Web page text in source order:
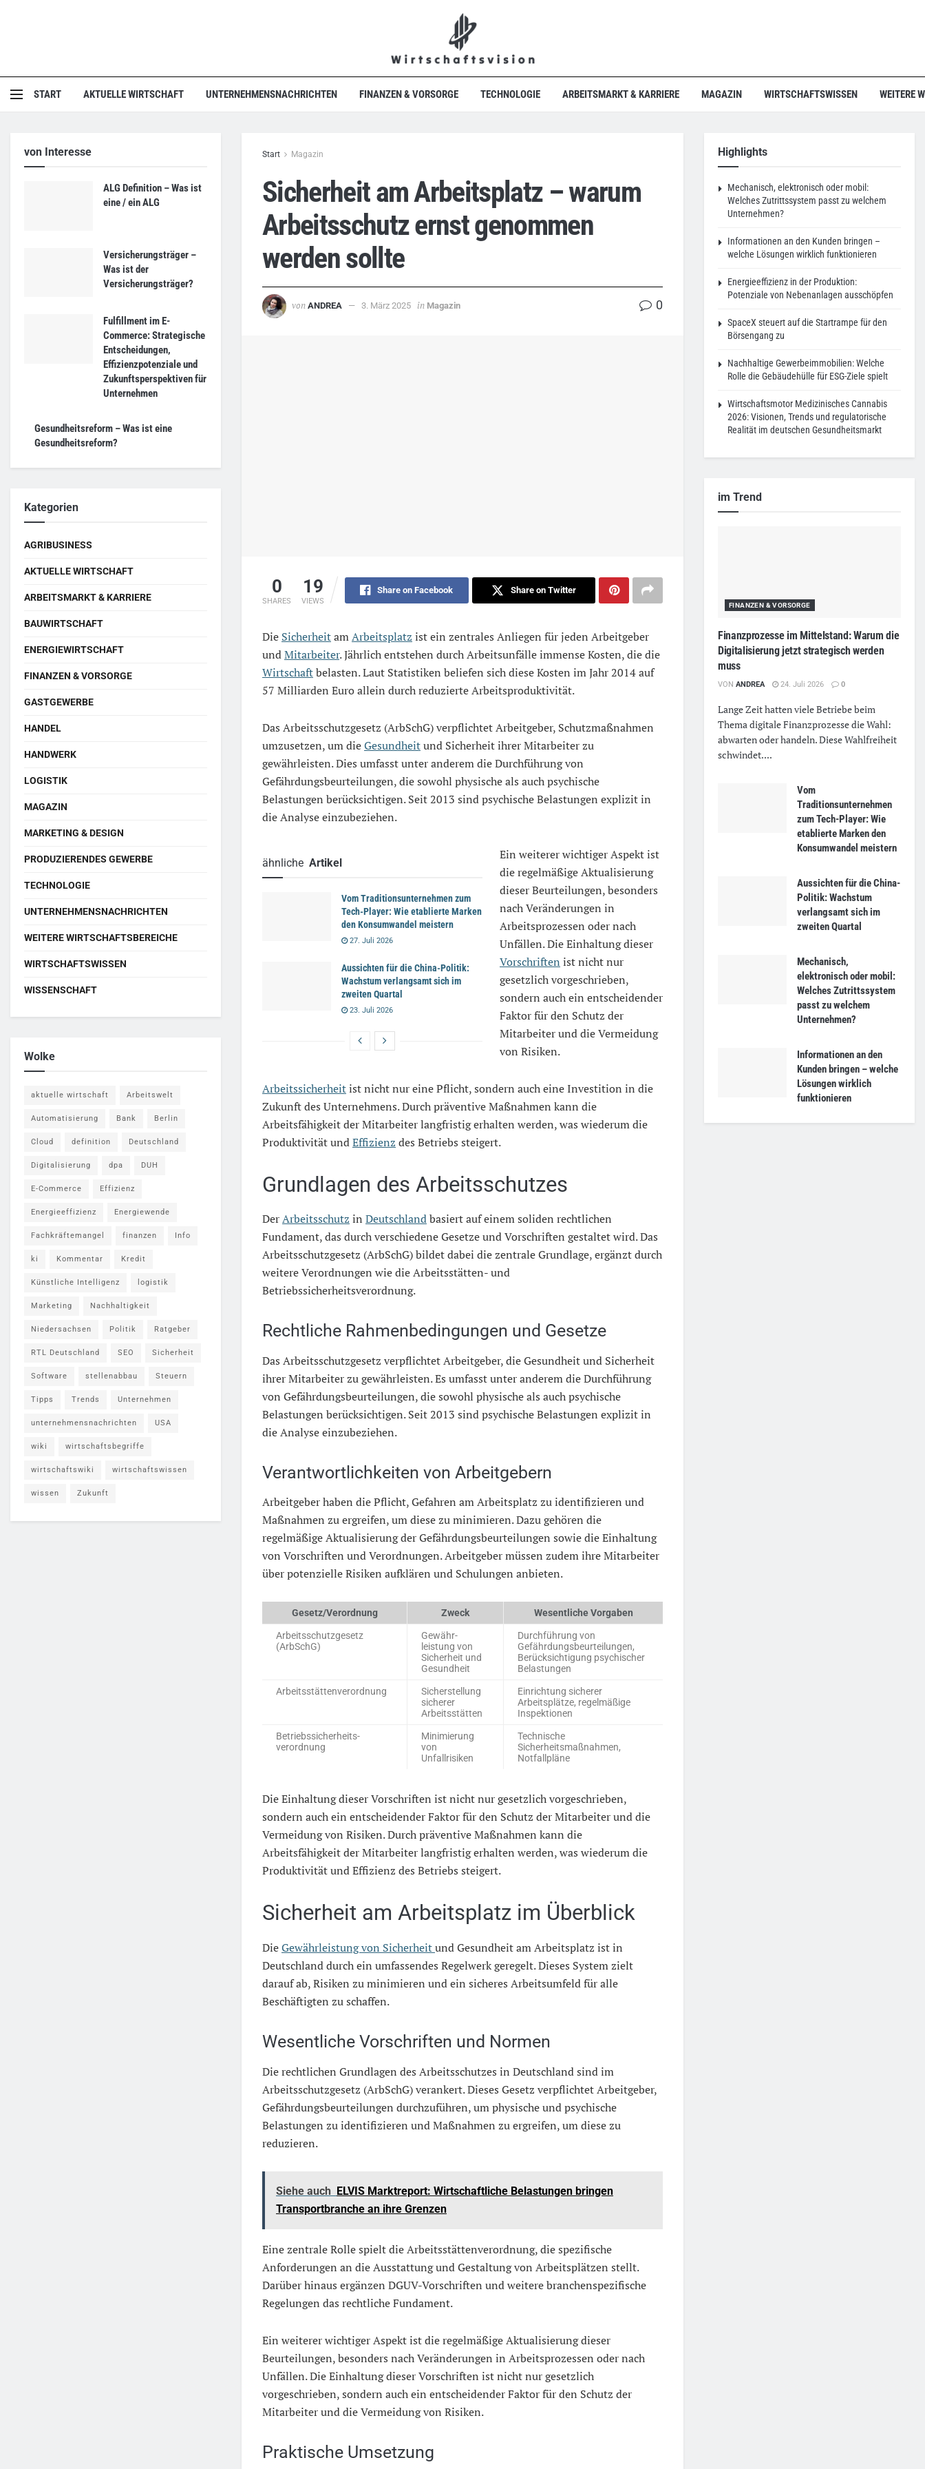
START AKTUELLE WIRTSCHAFT UNTERNEHMENSNACHRICHTEN FINANZEN & VORSORGE TECHNOLOGIE ARBEITSMARKT & KARRIERE MAGAZIN WIRTSCHAFTSWISSEN WEITERE
Start Magazin
Sicherheit am Arbeitsplatz – warum
Arbeitsschutz ernst genommen
werden sollte
von ANDREA 3. März 2025 in Magazin 0
0
SHARES
19
VIEWS
Share on Facebook Share on Twitter
Die SicherheitamArbeitsplatz ist ein zentrales Anliegen für jeden Arbeitgeber
undMitarbeiter. Jährlich entstehen durch Arbeitsunfälle immense Kosten, die die
Wirtschaftbelasten. Laut Statistiken beliefen sich diese Kosten im Jahr 2014 auf
57 Milliarden Euro allein durch reduzierte Arbeitsproduktivität.
Das Arbeitsschutzgesetz (ArbSchG) verpflichtet Arbeitgeber, Schutzmaßnahmen
umzusetzen, um dieGesundheitund Sicherheit ihrer Mitarbeiter zu
gewährleisten. Dies umfasst unter anderem die Durchführung von
Gefährdungsbeurteilungen, die sowohl physische als auch psychische
Belastungen berücksichtigen. Seit 2013 sind psychische Belastungen explizit in
die Analyse einzubeziehen.
ähnliche Artikel
Vom Traditionsunternehmen zum
Tech-Player: Wie etablierte Marken
den Konsumwandel meistern
27. Juli 2026
Aussichten für die China-Politik:
Wachstum verlangsamt sich im
zweiten Quartal
23. Juli 2026
Ein weiterer wichtiger Aspekt ist
die regelmäßige Aktualisierung
dieser Beurteilungen, besonders
nach Veränderungen in
Arbeitsprozessen oder nach
Unfällen. Die Einhaltung dieser
Vorschriften ist nicht nur
gesetzlich vorgeschrieben,
sondern auch ein entscheidender
Faktor für den Schutz der
Mitarbeiter und die Vermeidung
von Risiken.
Arbeitssicherheitist nicht nur eine Pflicht, sondern auch eine Investition in die
Zukunft des Unternehmens. Durch präventive Maßnahmen kann die
Arbeitsfähigkeit der Mitarbeiter langfristig erhalten werden, was wiederum die
Produktivität undEffizienz des Betriebs steigert.
Grundlagen des Arbeitsschutzes
DerArbeitsschutz in Deutschlandbasiert auf einem soliden rechtlichen
Fundament, das durch verschiedene Gesetze und Vorschriften gestaltet wird. Das
Arbeitsschutzgesetz (ArbSchG) bildet dabei die zentrale Grundlage, ergänzt durch
weitere Verordnungen wie die Arbeitsstätten- und
Betriebssicherheitsverordnung.
Rechtliche Rahmenbedingungen und Gesetze
Das Arbeitsschutzgesetz verpflichtet Arbeitgeber, die Gesundheit und Sicherheit
ihrer Mitarbeiter zu gewährleisten. Es umfasst unter anderem die Durchführung
von Gefährdungsbeurteilungen, die sowohl physische als auch psychische
Belastungen berücksichtigen. Seit 2013 sind psychische Belastungen explizit in
die Analyse einzubeziehen.
Verantwortlichkeiten von Arbeitgebern
Arbeitgeber haben die Pflicht, Gefahren am Arbeitsplatz zu identifizieren und
Maßnahmen zu ergreifen, um diese zu minimieren. Dazu gehören die
regelmäßige Aktualisierung der Gefährdungsbeurteilungen sowie die Einhaltung
von Vorschriften und Verordnungen. Arbeitgeber müssen zudem ihre Mitarbeiter
über potenzielle Risiken aufklären und Schulungen anbieten.
Gesetz/Verordnung Zweck Wesentliche Vorgaben
Arbeitsschutzgesetz
(ArbSchG)
Gewähr-
leistung von
Sicherheit und
Gesundheit
Durchführung von
Gefährdungsbeurteilungen,
Berücksichtigung psychischer
Belastungen
Arbeitsstättenverordnung
Sicherstellung
sicherer
Arbeitsstätten
Einrichtung sicherer
Arbeitsplätze, regelmäßige
Inspektionen
Betriebssicherheits-
verordnung
Minimierung
von
Unfallrisiken
Technische
Sicherheitsmaßnahmen,
Notfallpläne
Die Einhaltung dieser Vorschriften ist nicht nur gesetzlich vorgeschrieben,
sondern auch ein entscheidender Faktor für den Schutz der Mitarbeiter und die
Vermeidung von Risiken. Durch präventive Maßnahmen kann die
Arbeitsfähigkeit der Mitarbeiter langfristig erhalten werden, was wiederum die
Produktivität und Effizienz des Betriebs steigert.
Sicherheit am Arbeitsplatz im Überblick
DieGewährleistung von Sicherheitund Gesundheit am Arbeitsplatz ist in
Deutschland durch ein umfassendes Regelwerk geregelt. Dieses System zielt
darauf ab, Risiken zu minimieren und ein sicheres Arbeitsumfeld für alle
Beschäftigten zu schaffen.
Wesentliche Vorschriften und Normen
Die rechtlichen Grundlagen des Arbeitsschutzes in Deutschland sind im
Arbeitsschutzgesetz (ArbSchG) verankert. Dieses Gesetz verpflichtet Arbeitgeber,
Gefährdungsbeurteilungen durchzuführen, um physische und psychische
Belastungen zu identifizieren und Maßnahmen zu ergreifen, um diese zu
reduzieren.
Siehe auch ELVIS Marktreport: Wirtschaftliche Belastungen bringen
Transportbranche an ihre Grenzen
Eine zentrale Rolle spielt die Arbeitsstättenverordnung, die spezifische
Anforderungen an die Ausstattung und Gestaltung von Arbeitsplätzen stellt.
Darüber hinaus ergänzen DGUV-Vorschriften und weitere branchenspezifische
Regelungen das rechtliche Fundament.
Ein weiterer wichtiger Aspekt ist die regelmäßige Aktualisierung dieser
Beurteilungen, besonders nach Veränderungen in Arbeitsprozessen oder nach
Unfällen. Die Einhaltung dieser Vorschriften ist nicht nur gesetzlich
vorgeschrieben, sondern auch ein entscheidender Faktor für den Schutz der
Mitarbeiter und die Vermeidung von Risiken.
Praktische Umsetzung
von Interesse
ALG Definition – Was ist
eine / ein ALG
Versicherungsträger –
Was ist der
Versicherungsträger?
Fulfillment im E-
Commerce: Strategische
Entscheidungen,
Effizienzpotenziale und
Zukunftsperspektiven für
Unternehmen
Gesundheitsreform – Was ist eine
Gesundheitsreform?
Kategorien
AGRIBUSINESS
AKTUELLE WIRTSCHAFT
ARBEITSMARKT & KARRIERE
BAUWIRTSCHAFT
ENERGIEWIRTSCHAFT
FINANZEN & VORSORGE
GASTGEWERBE
HANDEL
HANDWERK
LOGISTIK
MAGAZIN
MARKETING & DESIGN
PRODUZIERENDES GEWERBE
TECHNOLOGIE
UNTERNEHMENSNACHRICHTEN
WEITERE WIRTSCHAFTSBEREICHE
WIRTSCHAFTSWISSEN
WISSENSCHAFT
Wolke
aktuelle wirtschaft Arbeitswelt
Automatisierung Bank Berlin
Cloud definition Deutschland
Digitalisierung dpa DUH
E-Commerce Effizienz
Energieeffizienz Energiewende
Fachkräftemangel finanzen Info
ki Kommentar Kredit
Künstliche Intelligenz logistik
Marketing Nachhaltigkeit
Niedersachsen Politik Ratgeber
RTL Deutschland SEO Sicherheit
Software stellenabbau Steuern
Tipps Trends Unternehmen
unternehmensnachrichten USA
wiki wirtschaftsbegriffe
wirtschaftswiki wirtschaftswissen
wissen Zukunft
Highlights
Mechanisch, elektronisch oder mobil:
Welches Zutrittssystem passt zu welchem
Unternehmen?
Informationen an den Kunden bringen –
welche Lösungen wirklich funktionieren
Energieeffizienz in der Produktion:
Potenziale von Nebenanlagen ausschöpfen
SpaceX steuert auf die Startrampe für den
Börsengang zu
Nachhaltige Gewerbeimmobilien: Welche
Rolle die Gebäudehülle für ESG-Ziele spielt
Wirtschaftsmotor Medizinisches Cannabis
2026: Visionen, Trends und regulatorische
Realität im deutschen Gesundheitsmarkt
im Trend
FINANZEN & VORSORGE
Finanzprozesse im Mittelstand: Warum die
Digitalisierung jetzt strategisch werden
muss
VON ANDREA 24. Juli 2026 0
Lange Zeit hatten viele Betriebe beim
Thema digitale Finanzprozesse die Wahl:
abwarten oder handeln. Diese Wahlfreiheit
schwindet....
Vom
Traditionsunternehmen
zum Tech-Player: Wie
etablierte Marken den
Konsumwandel meistern
Aussichten für die China-
Politik: Wachstum
verlangsamt sich im
zweiten Quartal
Mechanisch,
elektronisch oder mobil:
Welches Zutrittssystem
passt zu welchem
Unternehmen?
Informationen an den
Kunden bringen – welche
Lösungen wirklich
funktionieren